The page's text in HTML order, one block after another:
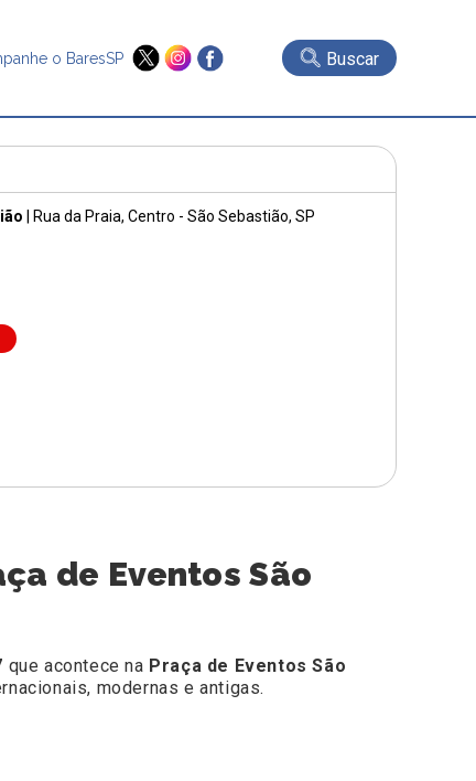
o BaresSP Buscar
Rua da Praia, Centro - São Sebastião, SP
de Eventos São
que acontece na Praça de Eventos São
modernas e antigas.